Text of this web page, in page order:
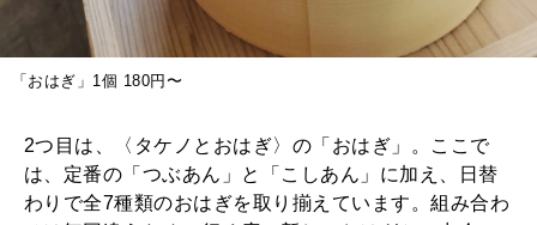
「おはぎ」1個 180円〜
2つ目は、〈タケノとおはぎ〉の「おはぎ」。ここで
は、定番の「つぶあん」と「こしあん」に加え、日替
わりで全7種類のおはぎを取り揃えています。組み合わ